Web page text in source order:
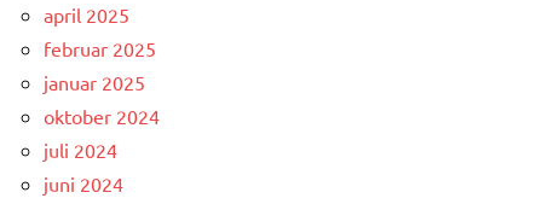
april 2025
februar 2025
januar 2025
oktober 2024
juli 2024
juni 2024